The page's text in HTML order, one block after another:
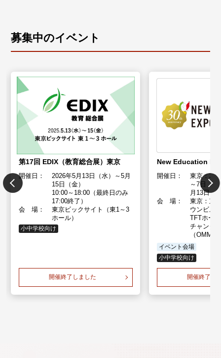
募集中のイベント
第17回 EDIX（教育総合展）東京
開催日：
2026年5月13日（水）～5月
15日（金）
10:00～18:00（最終日のみ
17:00終了）
会 場：
東京ビックサイト（東1～3
ホール）
小中学校向け
開催終了しました
New Education
開催日：
東京：
～7日（
月13日（
会 場：
東京：東
ウンビル
TFTホー
チャンダ
（OMM）
イベント会場
小中学校向け
開催終了し